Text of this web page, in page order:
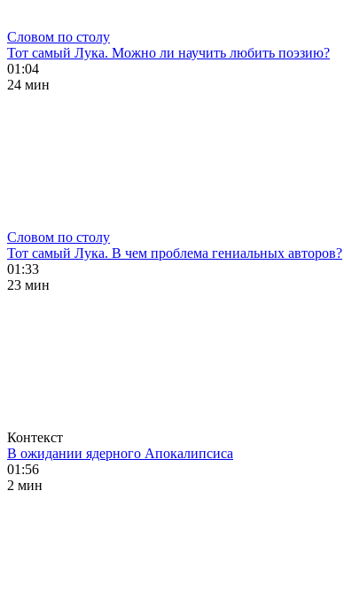
Словом по столу
Тот самый Лука. Можно ли научить любить поэзию?
01:04
24 мин
Словом по столу
Тот самый Лука. В чем проблема гениальных авторов?
01:33
23 мин
Контекст
В ожидании ядерного Апокалипсиса
01:56
2 мин